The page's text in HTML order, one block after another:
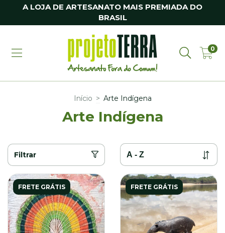
A LOJA DE ARTESANATO MAIS PREMIADA DO
BRASIL
0
Início > Arte Indígena
Arte Indígena
Filtrar
FRETE GRÁTIS FRETE GRÁTIS